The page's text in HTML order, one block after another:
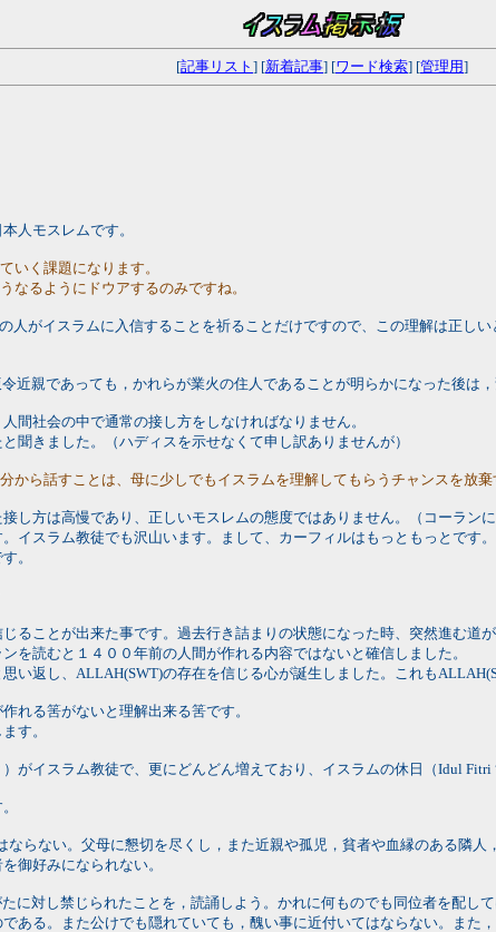
[記事リスト ] [新着記事] [ワード検索] [管理用]
人モスレムです。
いく課題になります。
なるようにドウアするのみですね。
人がイスラムに入信することを祈ることだけですので、この理解は正しい
近親であっても，かれらが業火の住人であることが明らかになった後は
間社会の中で通常の接し方をしなければなりません。
聞きました。（ハディスを示せなくて申し訳ありませんが）
から話すことは、母に少しでもイスラムを理解してもらうチャンスを放
し方は高慢であり、正しいモスレムの態度ではありません。（コーランに
イスラム教徒でも沢山います。まして、カーフィルはもっともっとです。
。
ることが出来た事です。過去行き詰まりの状態になった時、突然進む
を読むと１４００年前の人間が作れる内容ではないと確信しました。
い返し、ALLAH(SWT)の存在を信じる心が誕生しました。これも
れる筈がないと理解出来る筈です。
す。
がイスラム教徒で、更にどんどん増えており、イスラムの休日（Idul Fitri
らない。父母に懇切を尽くし，また近親や孤児，貧者や血縁のある隣
御好みになられない。
に対し禁じられたことを，読誦しよう。かれに何ものでも同位者を配し
ある。また公けでも隠れていても，醜い事に近付いてはならない。ま